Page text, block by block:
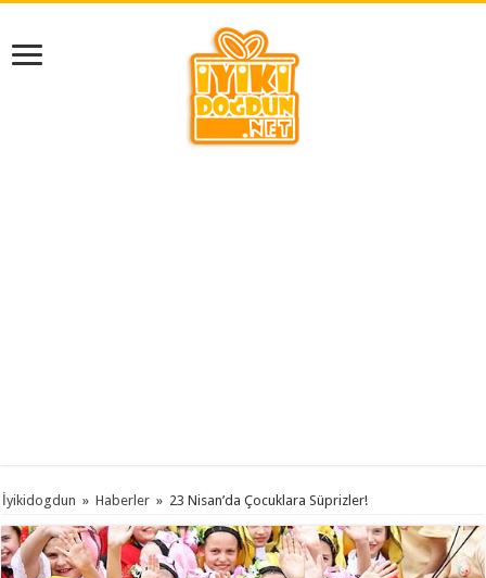
İyikidogdun » Haberler » 23 Nisan’da Çocuklara Süprizler!